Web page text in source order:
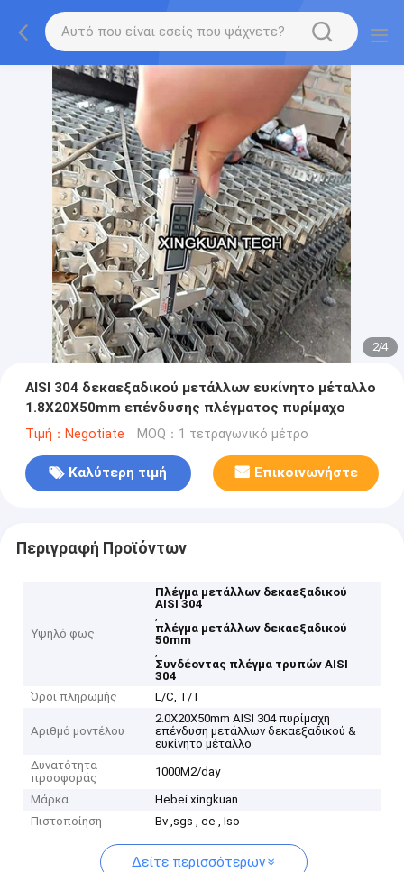
2/4
AISI 304 δεκαεξαδικού μετάλλων ευκίνητο μέταλλο
1.8X20X50mm επένδυσης πλέγματος πυρίμαχο
Τιμή：Negotiate MOQ：1 τετραγωνικό μέτρο
Καλύτερη τιμή Επικοινωνήστε
Περιγραφή Προϊόντων
Υψηλό φως
Πλέγμα μετάλλων δεκαεξαδικού
AISI 304
,
πλέγμα μετάλλων δεκαεξαδικού
50mm
,
Συνδέοντας πλέγμα τρυπών AISI
304
Όροι πληρωμής
L/C, T/T
Αριθμό μοντέλου
2.0X20X50mm AISI 304 πυρίμαχη
επένδυση μετάλλων δεκαεξαδικού &
ευκίνητο μέταλλο
Δυνατότητα
προσφοράς
1000M2/day
Μάρκα
Hebei xingkuan
Πιστοποίηση
Bv ,sgs , ce , Iso
Δείτε περισσότερων